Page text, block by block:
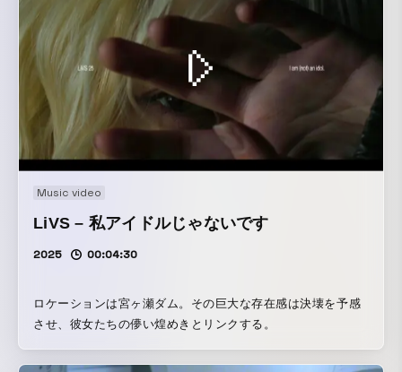
Music video
LiVS – 私アイドルじゃないです
2025 00:04:30
ロケーションは宮ヶ瀬ダム。その巨大な存在感は決壊を予感
させ、彼女たちの儚い煌めきとリンクする。